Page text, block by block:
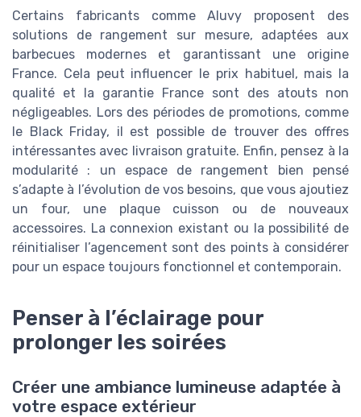
Certains fabricants comme Aluvy proposent des
solutions de rangement sur mesure, adaptées aux
barbecues modernes et garantissant une origine
France. Cela peut influencer le prix habituel, mais la
qualité et la garantie France sont des atouts non
négligeables. Lors des périodes de promotions, comme
le Black Friday, il est possible de trouver des offres
intéressantes avec livraison gratuite. Enfin, pensez à la
modularité : un espace de rangement bien pensé
s’adapte à l’évolution de vos besoins, que vous ajoutiez
un four, une plaque cuisson ou de nouveaux
accessoires. La connexion existant ou la possibilité de
réinitialiser l’agencement sont des points à considérer
pour un espace toujours fonctionnel et contemporain.
Penser à l’éclairage pour
prolonger les soirées
Créer une ambiance lumineuse adaptée à
votre espace extérieur